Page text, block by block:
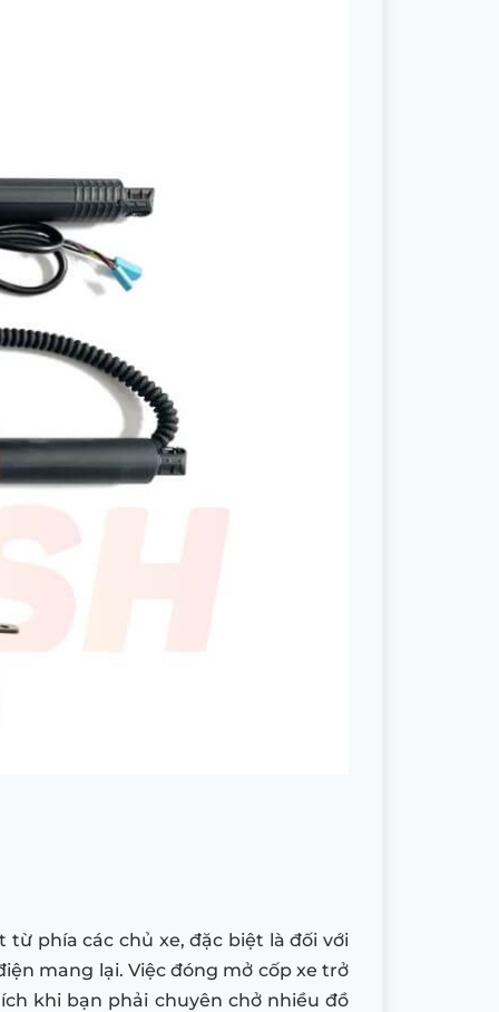
phía các chủ xe, đặc biệt là đối với
mang lại. Việc đóng mở cốp xe trở
khi bạn phải chuyên chở nhiều đồ